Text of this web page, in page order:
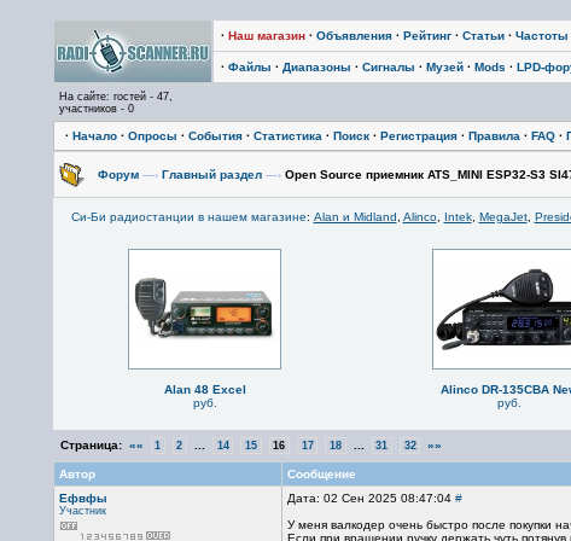
· Наш магазин· Объявления· Рейтинг· Статьи· Частоты
· Файлы · Диапазоны · Сигналы · Музей· Mods · LPD-
На сайте: гостей - 47,
участников - 0
· Начало· Опросы · События· Статистика · Поиск· Регистрация· Правила · FAQ·
Форум —› Главный раздел —›Open Source приемник ATS_MINI ESP32-S3
Си-Би радиостанции в нашем магазине: Alan и Midland Alinco, Intek, MegaJet,
Alan 48 Excel
руб.
Alinco DR-135CBA
руб.
Страница: «« 1 2 14 15 16 17 18 31 32 »»
Автор
Сообщение
Ефвфы
Участник
Дата: 02 Сен 2025 08:47:04 #
У меня валкодер очень быстро после покупки
Если при вращении ручку держать чуть